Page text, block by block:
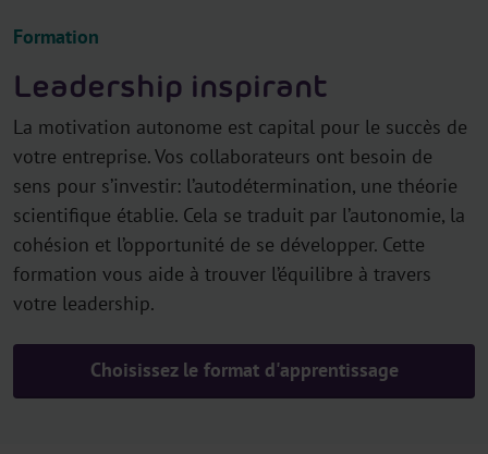
Formation
Leadership inspirant
La motivation autonome est capital pour le succès de
votre entreprise. Vos collaborateurs ont besoin de
sens pour s’investir: l’autodétermination, une théorie
scientifique établie. Cela se traduit par l’autonomie, la
cohésion et l’opportunité de se développer. Cette
formation vous aide à trouver l’équilibre à travers
votre leadership.
Choisissez le format d'apprentissage